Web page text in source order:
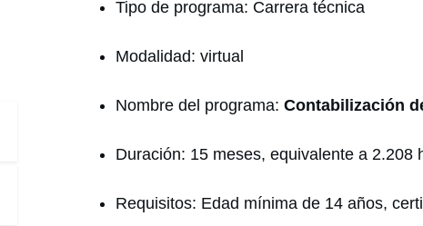
Tipo de programa: Carrera técnica
Modalidad: virtual
Nombre del programa:Contabilización
Duración: 15 meses, equivalente a 2.208
Requisitos: Edad mínima de 14 años,